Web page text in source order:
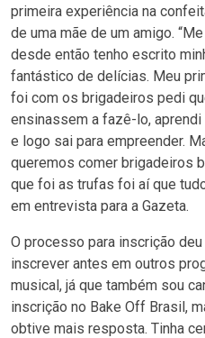
primeira experiência na
de uma mãe de um amigo.
desde então tenho escrito
fantástico de delícias. Meu
foi com os brigadeiros pedi
ensinassem a fazê-lo,
e logo sai para empreender.
queremos comer brigadeiros
que foi as trufas foi aí que
em entrevista para a Gazeta.
O processo para inscrição
inscrever antes em outros
musical, já que também sou
inscrição no Bake Off Brasil,
obtive mais resposta. Tinha